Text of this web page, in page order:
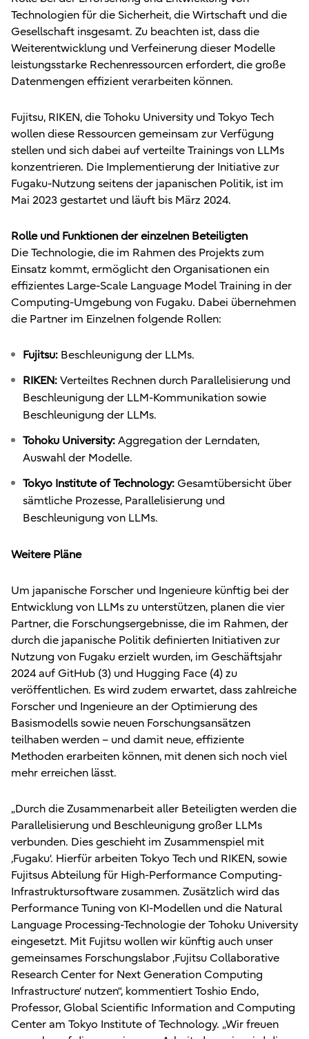
Technologien für die Sicherheit, die Wirtschaft und die
Gesellschaft insgesamt. Zu beachten ist, dass die
Weiterentwicklung und Verfeinerung dieser Modelle
leistungsstarke Rechenressourcen erfordert, die große
Datenmengen effizient verarbeiten können.
Fujitsu, RIKEN, die Tohoku University und Tokyo Tech
wollen diese Ressourcen gemeinsam zur Verfügung
stellen und sich dabei auf verteilte Trainings von LLMs
konzentrieren. Die Implementierung der Initiative zur
Fugaku-Nutzung seitens der japanischen Politik, ist im
Mai 2023 gestartet und läuft bis März 2024.
Rolle und Funktionen der einzelnen Beteiligten
Die Technologie, die im Rahmen des Projekts zum
Einsatz kommt, ermöglicht den Organisationen ein
effizientes Large-Scale Language Model Training in der
Computing-Umgebung von Fugaku. Dabei übernehmen
die Partner im Einzelnen folgende Rollen:
Fujitsu: Beschleunigung der LLMs.
RIKEN: Verteiltes Rechnen durch Parallelisierung und
Beschleunigung der LLM-Kommunikation sowie
Beschleunigung der LLMs.
Tohoku University: Aggregation der Lerndaten,
Auswahl der Modelle.
Tokyo Institute of Technology: Gesamtübersicht über
sämtliche Prozesse, Parallelisierung und
Beschleunigung von LLMs.
Weitere Pläne
Um japanische Forscher und Ingenieure künftig bei der
Entwicklung von LLMs zu unterstützen, planen die vier
Partner, die Forschungsergebnisse, die im Rahmen, der
durch die japanische Politik definierten Initiativen zur
Nutzung von Fugaku erzielt wurden, im Geschäftsjahr
2024 auf GitHub (3) und Hugging Face (4) zu
veröffentlichen. Es wird zudem erwartet, dass zahlreiche
Forscher und Ingenieure an der Optimierung des
Basismodells sowie neuen Forschungsansätzen
teilhaben werden – und damit neue, effiziente
Methoden erarbeiten können, mit denen sich noch viel
mehr erreichen lässt.
„Durch die Zusammenarbeit aller Beteiligten werden die
Parallelisierung und Beschleunigung großer LLMs
verbunden. Dies geschieht im Zusammenspiel mit
‚Fugaku‘. Hierfür arbeiten Tokyo Tech und RIKEN, sowie
Fujitsus Abteilung für High-Performance Computing-
Infrastruktursoftware zusammen. Zusätzlich wird das
Performance Tuning von KI-Modellen und die Natural
Language Processing-Technologie der Tohoku University
eingesetzt. Mit Fujitsu wollen wir künftig auch unser
gemeinsames Forschungslabor ‚Fujitsu Collaborative
Research Center for Next Generation Computing
Infrastructure‘ nutzen“, kommentiert Toshio Endo,
Professor, Global Scientific Information and Computing
Center am Tokyo Institute of Technology. „Wir freuen